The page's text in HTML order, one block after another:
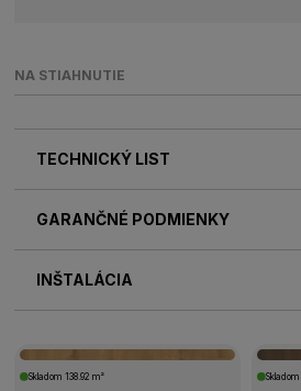
NA STIAHNUTIE
TECHNICKÝ LIST
GARANČNÉ PODMIENKY
INŠTALÁCIA
Skladom138.92 m² Skladom